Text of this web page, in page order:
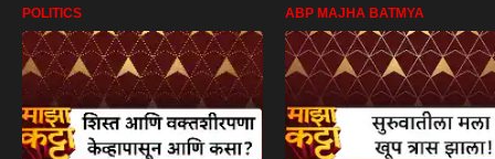
POLITICS ABP MAJHA BATMYA